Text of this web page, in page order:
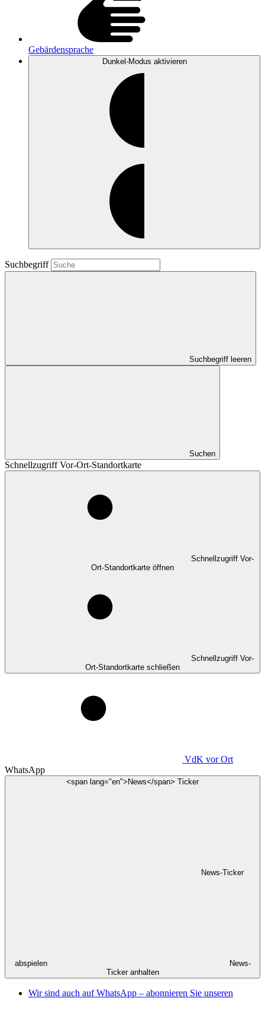
Gebärdensprache
Dunkel-Modus aktivieren
Suchbegriff
Suchbegriff leeren
Suchen
Schnellzugriff Vor-Ort-Standortkarte
Schnellzugriff Vor-
Ort-Standortkarte öffnen
Schnellzugriff Vor-
Ort-Standortkarte schließen
VdK vor Ort
WhatsApp
<span lang="en">News</span> Ticker
News-Ticker
abspielen
News-
Ticker anhalten
Wir sind auch auf WhatsApp – abonnieren Sie unseren